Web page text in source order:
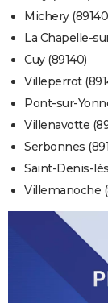
Michery
La Chapelle-
Cuy (89140)
Villeperrot
Pont-sur-
Villenavotte
Serbonnes
Saint-Denis-
Villemanoche